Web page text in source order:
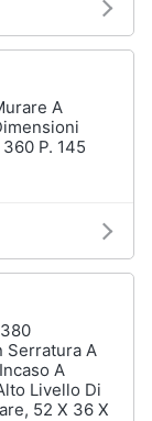
A
P. 145
Serratura A
A
Livello Di
52 X 36 X